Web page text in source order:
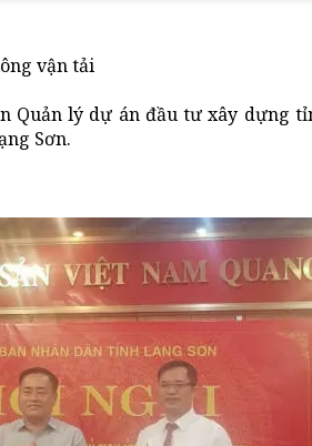
vận tải
Quản lý dự án đầu tư xây dựng
Sơn.